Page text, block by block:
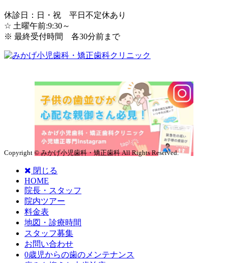
休診日：日・祝 平日不定休あり
☆ 土曜午前:9:30～
※ 最終受付時間 各30分前まで
Copyright © みかげ小児歯科・矯正歯科 All Rights Reserved.
閉じる
HOME
院長・スタッフ
院内ツアー
料金表
地図・診療時間
スタッフ募集
お問い合わせ
0歳児からの歯のメンテナンス